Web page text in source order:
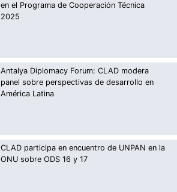
en el Programa de Cooperación Técnica
2025
Antalya Diplomacy Forum: CLAD modera
panel sobre perspectivas de desarrollo en
América Latina
CLAD participa en encuentro de UNPAN en la
ONU sobre ODS 16 y 17